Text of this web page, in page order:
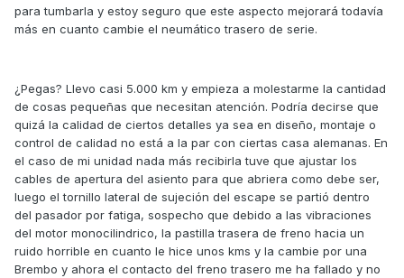
para tumbarla y estoy seguro que este aspecto mejorará todavía
más en cuanto cambie el neumático trasero de serie.
¿Pegas? Llevo casi 5.000 km y empieza a molestarme la cantidad
de cosas pequeñas que necesitan atención. Podría decirse que
quizá la calidad de ciertos detalles ya sea en diseño, montaje o
control de calidad no está a la par con ciertas casa alemanas. En
el caso de mi unidad nada más recibirla tuve que ajustar los
cables de apertura del asiento para que abriera como debe ser,
luego el tornillo lateral de sujeción del escape se partió dentro
del pasador por fatiga, sospecho que debido a las vibraciones
del motor monocilindrico, la pastilla trasera de freno hacia un
ruido horrible en cuanto le hice unos kms y la cambie por una
Brembo y ahora el contacto del freno trasero me ha fallado y no